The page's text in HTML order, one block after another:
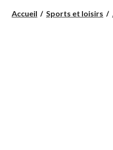
Accueil Sports et loisirs